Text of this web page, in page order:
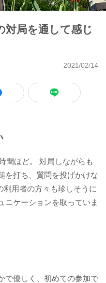
対局を通して感じ
2021/02/14
間ほど。 対局しながらも
を打ち、質問を投げかけな
利用者の方々も珍しそうに
ニケーションを取っていま
で優しく、初めての参加で